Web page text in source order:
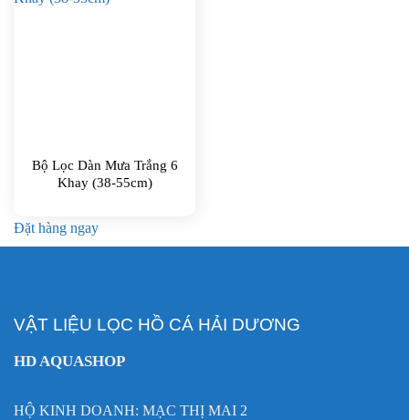
Bộ Lọc Dàn Mưa Trắng 6
Khay (38-55cm)
Đặt hàng ngay
VẬT LIỆU LỌC HỒ CÁ HẢI DƯƠNG
HD AQUASHOP
HỘ KINH DOANH: MẠC THỊ MAI 2